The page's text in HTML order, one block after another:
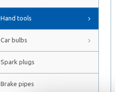
Hand tools
Car bulbs
Spark plugs
Brake pipes